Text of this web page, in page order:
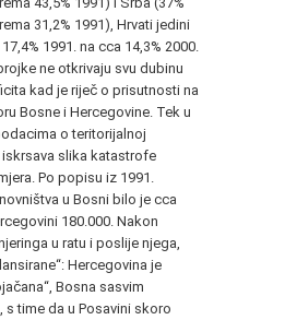
31,2% 1991), Hrvati jedini
1991. na cca 14,3% 2000.
ne otkrivaju svu dubinu
kad je riječ o prisutnosti na
Bosne i Hercegovine. Tek u
o teritorijalnoj
slika katastrofe
Po popisu iz 1991.
u Bosni bilo je cca
180.000. Nakon
u ratu i poslije njega,
Hercegovina je
Bosna sasvim
s time da u Posavini skoro